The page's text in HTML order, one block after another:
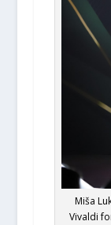
Miša
Vivaldi